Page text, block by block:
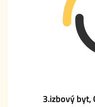
3.izbový byt,